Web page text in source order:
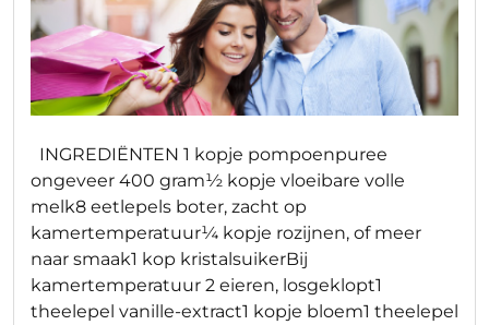
INGREDIËNTEN 1 kopje pompoenpuree
ongeveer 400 gram½ kopje vloeibare volle
melk8 eetlepels boter, zacht op
kamertemperatuur¼ kopje rozijnen, of meer
naar smaak1 kop kristalsuikerBij
kamertemperatuur 2 eieren, losgeklopt1
theelepel vanille-extract1 kopje bloem1 theelepel